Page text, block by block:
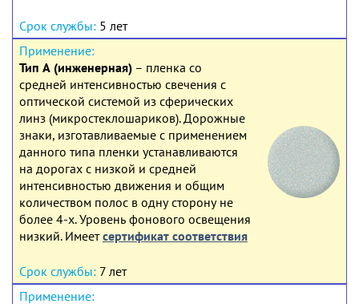
5 лет
Тип А (инженерная) – пленка со
средней интенсивностью свечения с
оптической системой из сферических
линз (микростеклошариков). Дорожные
знаки, изготавливаемые с применением
данного типа пленки устанавливаются
на дорогах с низкой и средней
интенсивностью движения и общим
количеством полос в одну сторону не
более 4-х. Уровень фонового освещения
низкий. Имеетсертификат соответствия
7 лет